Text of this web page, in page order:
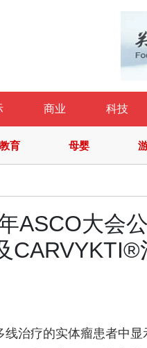
商业 科技
教育 母婴
ASCO大会
线治疗的实体瘤患者中